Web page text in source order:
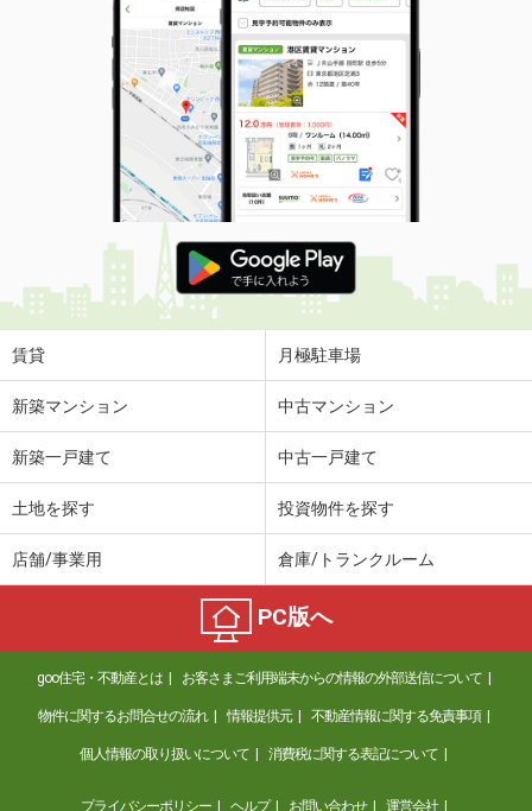
賃貸 月極駐車場
新築マンション 中古マンション
新築一戸建て 中古一戸建て
土地を探す 投資物件を探す
店舗/事業用 倉庫/トランクルーム
PC版へ
goo住宅・不動産とは お客さまご利用端末からの情報の外部送信について
物件に関するお問合せの流れ 情報提供元 不動産情報に関する免責事項
個人情報の取り扱いについて 消費税に関する表記について
プライバシーポリシー ヘルプ お問い合わせ 運営会社